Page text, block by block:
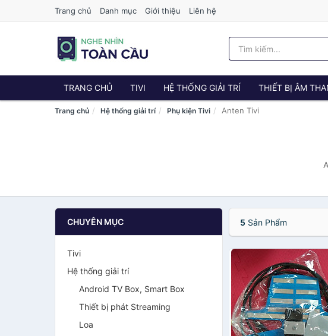
Trang chủ Danh mục Giới thiệu Liên hệ
TRANG CHỦ TIVI HỆ THỐNG GIẢI TRÍ THIẾT BỊ ÂM
Trang chủ Hệ thống giải trí Phụ kiện Tivi Anten Tivi
CHUYÊN MỤC
Tivi
Hệ thống giải trí
Android TV Box, Smart Box
Thiết bị phát Streaming
Loa
5 Sản Phẩm